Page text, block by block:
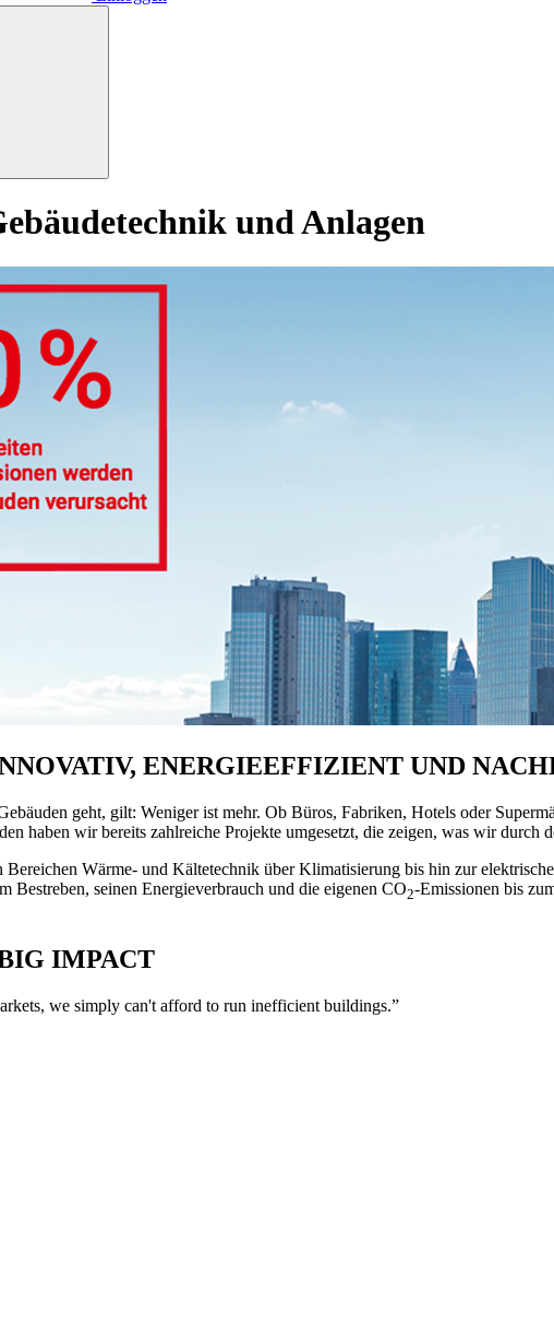
und Anlagen
ENERGIEEFFIZIENT UND
geht, gilt: Weniger ist mehr. Ob Büros, Fabriken, Hotels oder
haben wir bereits zahlreiche Projekte umgesetzt, die zeigen, was wir durch
Wärme- und Kältetechnik über Klimatisierung bis hin zur
Bestreben, seinen Energieverbrauch und die eigenen CO2‑Emissionen bis
IMPACT
we simply can't afford to run inefficient buildings.”